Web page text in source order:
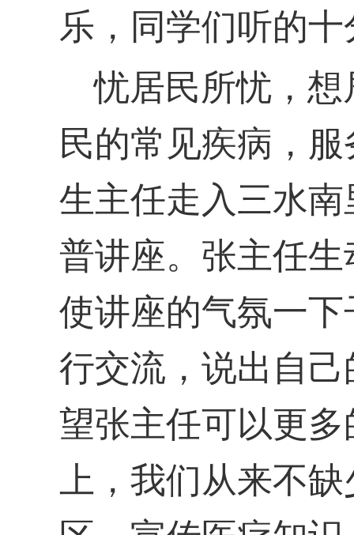
乐，同学们听的
忧居民所忧，想
民的常见疾病，
生主任走入三水
普讲座。张主任
使讲座的气氛一
行交流，说出自
望张主任可以更
上，我们从来不